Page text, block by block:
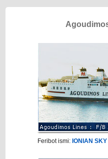
Feribot ismi: IONIAN SKY